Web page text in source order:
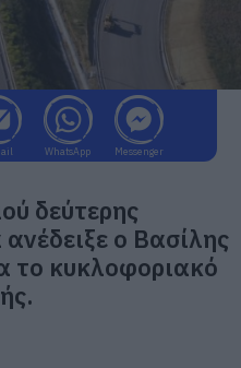
WhatsApp Messenger
δεύτερης
ο Βασίλης
το κυκλοφοριακό